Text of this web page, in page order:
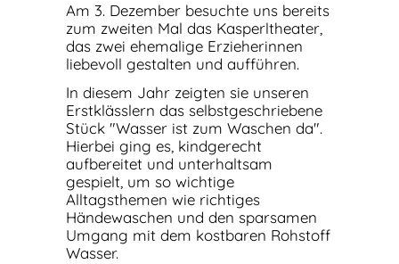
Am 3. Dezember besuchte uns bereits
zum zweiten Mal das Kasperltheater,
das zwei ehemalige Erzieherinnen
liebevoll gestalten und aufführen.
In diesem Jahr zeigten sie unseren
Erstklässlern das selbstgeschriebene
Stück "Wasser ist zum Waschen da".
Hierbei ging es, kindgerecht
aufbereitet und unterhaltsam
gespielt, um so wichtige
Alltagsthemen wie richtiges
Händewaschen und den sparsamen
Umgang mit dem kostbaren Rohstoff
Wasser.